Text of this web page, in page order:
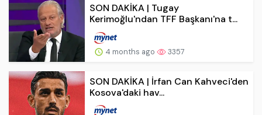
SON DAKİKA | Tugay
Kerimoğlu'ndan TFF Başkanı'na t...
4 months ago 3357
SON DAKİKA | İrfan Can Kahveci'den
Kosova'daki hav...